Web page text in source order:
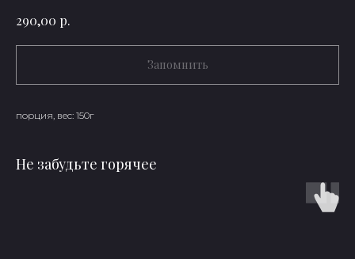
290,00 р.
Запомнить
порция, вес: 150г
Не забудьте горячее